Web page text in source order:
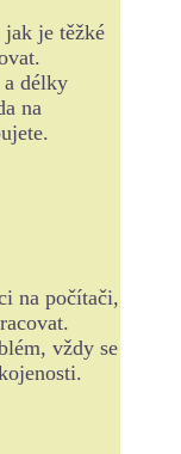
je těžké
délky
na
na počítači,
vždy se